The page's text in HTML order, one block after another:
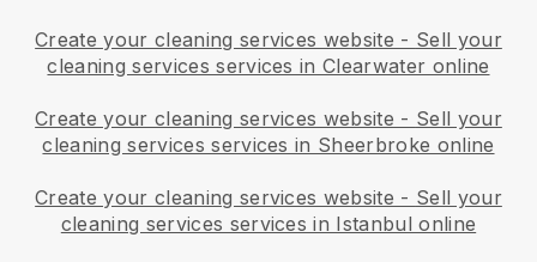
Create your cleaning services website - Sell your
cleaning services services in Clearwater online
Create your cleaning services website - Sell your
cleaning services services in Sheerbroke online
Create your cleaning services website - Sell your
cleaning services services in Istanbul online